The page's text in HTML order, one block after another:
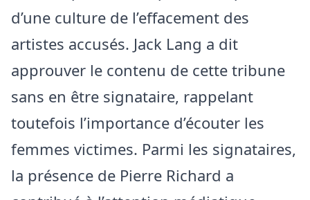
d’une culture de l’effacement des
artistes accusés. Jack Lang a dit
approuver le contenu de cette tribune
sans en être signataire, rappelant
toutefois l’importance d’écouter les
femmes victimes. Parmi les signataires,
la présence de Pierre Richard a